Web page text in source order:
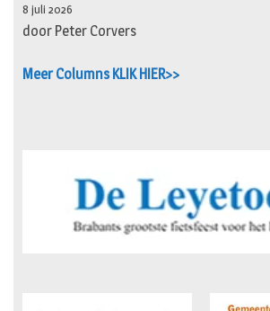
8 juli 2026
door Peter Corvers
Meer Columns KLIK HIER>>